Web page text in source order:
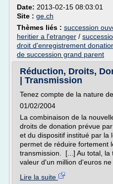
Date: 2013-02-15 08:03:01
Site : ge.ch
Thèmes liés : succession
heritier a l'etranger /
droit d'enregistrement
de succession grand parent
Réduction, Droits,
| Transmission
Tenez compte de la nature
01/02/2004
La combinaison de la
droits de donation prévue
et du dispositif institué par la
permet de réduire fortement
transmission. [...] Au total, la
valeur d'un million d'euros ne
Lire la suite